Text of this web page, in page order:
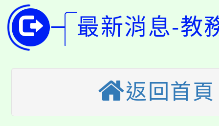
開!
115年桃園市運動會8/
田徑場及游泳池舉行。
桃園市低收入戶享有免
半價優惠，詳情可洽有
者。
份教師增能研習
大溪自造教育及科技
最新消息-教
返回首頁